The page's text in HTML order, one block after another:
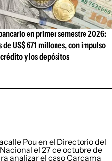
en primer semestre 2026:
de US$ 671 millones, con impulso
y los depósitos